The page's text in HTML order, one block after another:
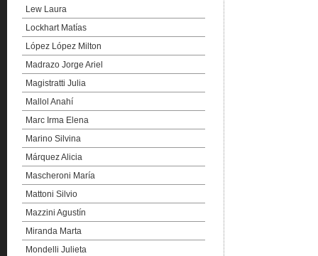
Lew Laura
Lockhart Matías
López López Milton
Madrazo Jorge Ariel
Magistratti Julia
Mallol Anahí
Marc Irma Elena
Marino Silvina
Márquez Alicia
Mascheroni María
Mattoni Silvio
Mazzini Agustín
Miranda Marta
Mondelli Julieta